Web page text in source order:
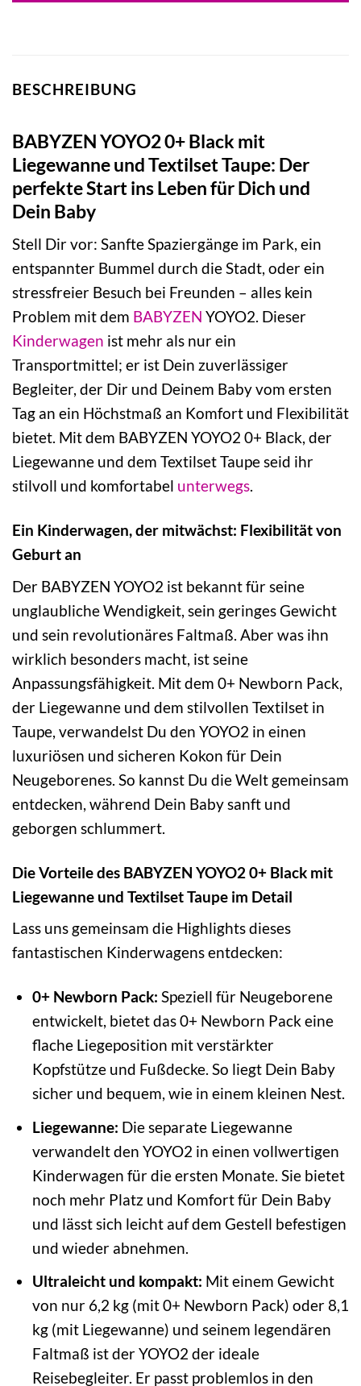
BESCHREIBUNG
BABYZEN YOYO2 0+ Black mit
Liegewanne und Textilset Taupe: Der
perfekte Start ins Leben für Dich und
Dein Baby
Stell Dir vor: Sanfte Spaziergänge im Park, ein
entspannter Bummel durch die Stadt, oder ein
stressfreier Besuch bei Freunden – alles kein
Problem mit dem BABYZEN YOYO2. Dieser
Kinderwagen ist mehr als nur ein
Transportmittel; er ist Dein zuverlässiger
Begleiter, der Dir und Deinem Baby vom ersten
Tag an ein Höchstmaß an Komfort und Flexibilität
bietet. Mit dem BABYZEN YOYO2 0+ Black, der
Liegewanne und dem Textilset Taupe seid ihr
stilvoll und komfortabel unterwegs.
Ein Kinderwagen, der mitwächst: Flexibilität von
Geburt an
Der BABYZEN YOYO2 ist bekannt für seine
unglaubliche Wendigkeit, sein geringes Gewicht
und sein revolutionäres Faltmaß. Aber was ihn
wirklich besonders macht, ist seine
Anpassungsfähigkeit. Mit dem 0+ Newborn Pack,
der Liegewanne und dem stilvollen Textilset in
Taupe, verwandelst Du den YOYO2 in einen
luxuriösen und sicheren Kokon für Dein
Neugeborenes. So kannst Du die Welt gemeinsam
entdecken, während Dein Baby sanft und
geborgen schlummert.
Die Vorteile des BABYZEN YOYO2 0+ Black mit
Liegewanne und Textilset Taupe im Detail
Lass uns gemeinsam die Highlights dieses
fantastischen Kinderwagens entdecken:
0+ Newborn Pack: Speziell für Neugeborene
entwickelt, bietet das 0+ Newborn Pack eine
flache Liegeposition mit verstärkter
Kopfstütze und Fußdecke. So liegt Dein Baby
sicher und bequem, wie in einem kleinen Nest.
Liegewanne: Die separate Liegewanne
verwandelt den YOYO2 in einen vollwertigen
Kinderwagen für die ersten Monate. Sie bietet
noch mehr Platz und Komfort für Dein Baby
und lässt sich leicht auf dem Gestell befestigen
und wieder abnehmen.
Ultraleicht und kompakt: Mit einem Gewicht
von nur 6,2 kg (mit 0+ Newborn Pack) oder 8,1
kg (mit Liegewanne) und seinem legendären
Faltmaß ist der YOYO2 der ideale
Reisebegleiter. Er passt problemlos in den